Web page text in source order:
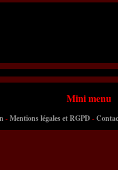
Mini menu
-Mentions légales et RGPD-